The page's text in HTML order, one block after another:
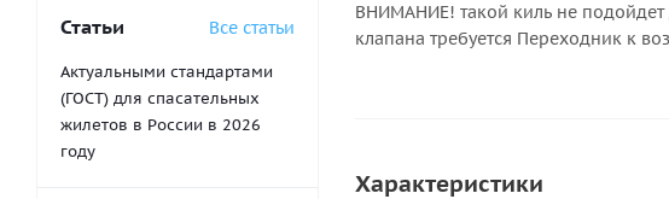
ВНИМАНИЕ! такой киль не подойдет
клапана требуется Переходник к
Характеристики
Статьи Все статьи
Актуальными стандартами
(ГОСТ) для спасательных
жилетов в России в 2026
году